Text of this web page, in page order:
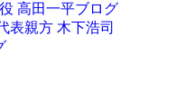
高田一平ブログ
表親方 木下浩司